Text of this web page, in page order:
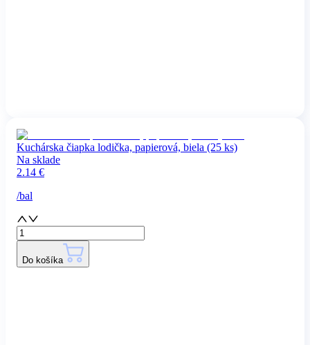
Kuchárska čiapka lodička, papierová, biela (25 ks)
Na sklade
2.14 €
/bal
Do košíka